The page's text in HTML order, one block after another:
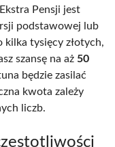
Pensji jest
podstawowej lub
kilka tysięcy złotych,
szansę na aż 50
będzie zasilać
kwota zależy
liczb.